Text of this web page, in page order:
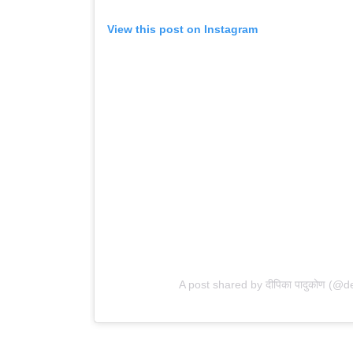
View this post on Instagram
A post shared by दीपिका पादुकोण